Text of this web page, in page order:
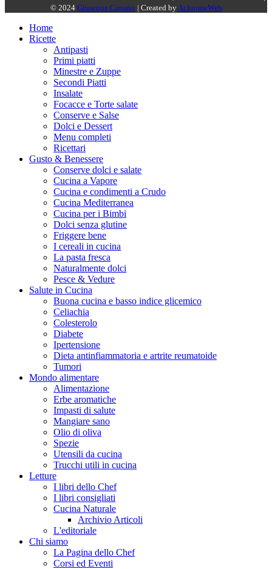
© 2024 Giuseppe Capano | Created byAchromeWeb
Home
Ricette
Antipasti
Primi piatti
Minestre e Zuppe
Secondi Piatti
Insalate
Focacce e Torte salate
Conserve e Salse
Dolci e Dessert
Menu completi
Ricettari
Gusto & Benessere
Conserve dolci e salate
Cucina a Vapore
Cucina e condimenti a Crudo
Cucina Mediterranea
Cucina per i Bimbi
Dolci senza glutine
Friggere bene
I cereali in cucina
La pasta fresca
Naturalmente dolci
Pesce & Vedure
Salute in Cucina
Buona cucina e basso indice glicemico
Celiachia
Colesterolo
Diabete
Ipertensione
Dieta antinfiammatoria e artrite reumatoide
Tumori
Mondo alimentare
Alimentazione
Erbe aromatiche
Impasti di salute
Mangiare sano
Olio di oliva
Spezie
Utensili da cucina
Trucchi utili in cucina
Letture
I libri dello Chef
I libri consigliati
Cucina Naturale
Archivio Articoli
L'editoriale
Chi siamo
La Pagina dello Chef
Corsi ed Eventi